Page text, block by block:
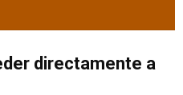
directamente a